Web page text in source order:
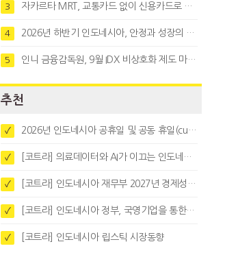
3 자카르타 MRT, 교통카드 없이 신용카드로 바로 탄다
4 2026년 하반기 인도네시아, 안정과 성장의 시험대
5 인니 금융감독원, 9월 IDX 비상호화 제도 마련…주식회사 전환 본격화
추천
✓ 2026년 인도네시아 공휴일 및 공동 휴일(cuti bersama)
✓ [코트라] 의료데이터와 AI가 이끄는 인도네시아 디지털 헬스케어 시장 트렌드
✓ [코트라] 인도네시아 재무부 2027년 경제성장 전망 및 목표 발표
✓ [코트라] 인도네시아 정부, 국영기업을 통한 석탄·팜유·합금철 수출 중앙집중화 추진
✓ [코트라] 인도네시아 립스틱 시장동향